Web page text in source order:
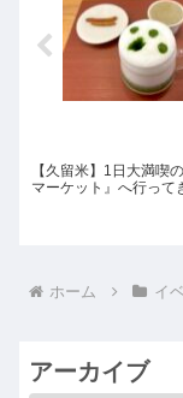
【久留米】1日大満喫
マーケット』へ行って
ホーム イ
アーカイブ